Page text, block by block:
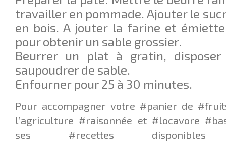
travailler en pommade. Ajouter le
en bois. A jouter la farine et
pour obtenir un sable grossier.
Beurrer un plat à gratin,
saupoudrer de sable.
Enfourner pour 25 à 30 minutes.
Pour accompagner votre #panier de
l’agriculture #raisonnée et #locavore
ses #recettes